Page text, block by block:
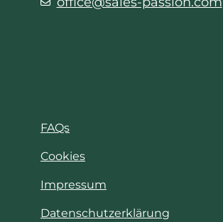
FAQs
Cookies
Impressum
Datenschutzerklärung